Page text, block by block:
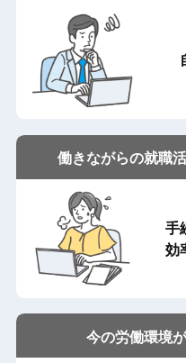
働きながらの就職
手
効
今の労働環境が